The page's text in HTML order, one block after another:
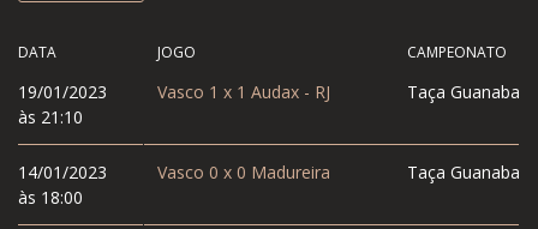
DATA
19/01/2023
às 21:10
14/01/2023
às 18:00
JOGO CAMPEONATO
Vasco 1 x 1 Audax - RJ Taça Guanabara
Vasco 0 x 0 Madureira Taça Guanabara